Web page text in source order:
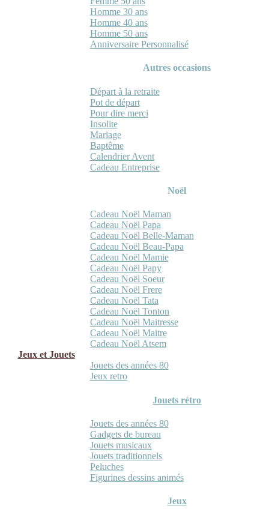
Homme 30 ans
Homme 40 ans
Homme 50 ans
Anniversaire Personnalisé
Autres occasions
Départ à la retraite
Pot de départ
Pour dire merci
Insolite
Mariage
Baptême
Calendrier Avent
Cadeau Entreprise
Noël
Cadeau Noël Maman
Cadeau Noël Papa
Cadeau Noël Belle-Maman
Cadeau Noël Beau-Papa
Cadeau Noël Mamie
Cadeau Noël Papy
Cadeau Noël Soeur
Cadeau Noël Frere
Cadeau Noël Tata
Cadeau Noël Tonton
Cadeau Noël Maitresse
Cadeau Noël Maitre
Cadeau Noël Atsem
Jeux et Jouets
Jouets des années 80
Jeux retro
Jouets rétro
Jouets des années 80
Gadgets de bureau
Jouets musicaux
Jouets traditionnels
Peluches
Figurines dessins animés
Jeux